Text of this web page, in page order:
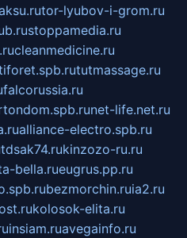
tor-lyubov-i-grom.ru
stoppamedia.ru
cleanmedicine.ru
tutmassage.ru
falcorussia.ru
net-life.net.ru
alliance-electro.spb.ru
tdsak74.rukinzozo-ru.ru
bella.rueugrus.pp.ru
bezmorchin.ruia2.ru
kolosok-elita.ru
insiam.ruavegainfo.ru